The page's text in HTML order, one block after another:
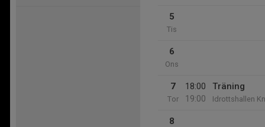
5
Tis
6
Ons
7
Tor
18:00
19:00
Träning
Idrottshallen
8